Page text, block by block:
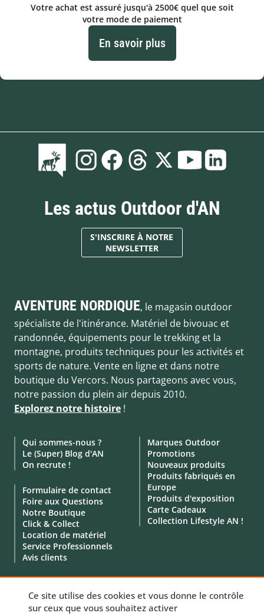
Votre achat est assuré jusqu'à 2500€ quel que soit
votre mode de paiement
En savoir plus
Les actus Outdoor d'AN
S'INSCRIRE À NOTRE
NEWSLETTER
AVENTURE NORDIQUE, le magasin outdoor
spécialiste de l'itinérance. Matériel de bivouac et
randonnée, équipements pour le trekking et la
montagne, produits techniques pour les activités et
sports de nature. Vente en ligne et dans notre
boutique du Vercors. Nous partageons avec vous,
notre passion du plein air depuis 2010.
Explorez notre histoire !
Qui sommes-nous ?
Le (Super) Blog d'AN
On recrute !
Formulaire de contact
Foire aux Questions
Notre Boutique
Click & Collect
Location de matériel
Service Professionnels
Avis clients
Marques Outdoor
Promotions
Nouveaux produits
Produits fabriqués en
Europe
Produits d'exposition
Carte Cadeaux
Collection Lifestyle AN !
Ce site utilise des cookies et vous donne le contrôle
sur ceux que vous souhaitez activer